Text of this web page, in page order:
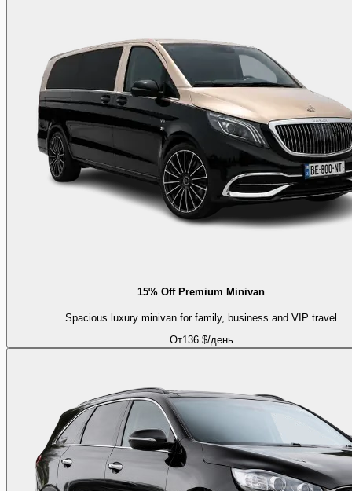
15% Off Premium Minivan
Spacious luxury minivan for family, business and VIP travel
От136 $/день